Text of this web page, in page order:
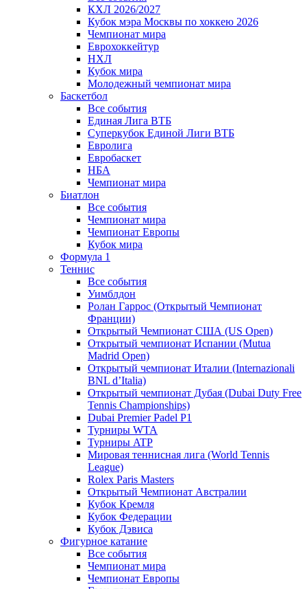
КХЛ 2026/2027
Кубок мэра Москвы по хоккею 2026
Чемпионат мира
Еврохоккейтур
НХЛ
Кубок мира
Молодежный чемпионат мира
Баскетбол
Все события
Единая Лига ВТБ
Суперкубок Единой Лиги ВТБ
Евролига
Евробаскет
НБА
Чемпионат мира
Биатлон
Все события
Чемпионат мира
Чемпионат Европы
Кубок мира
Формула 1
Теннис
Все события
Уимблдон
Ролан Гаррос (Открытый Чемпионат
Франции)
Открытый Чемпионат США (US Open)
Открытый чемпионат Испании (Mutua
Madrid Open)
Открытый чемпионат Италии (Internazionali
BNL d’Italia)
Открытый чемпионат Дубая (Dubai Duty Free
Tennis Championships)
Dubai Premier Padel P1
Турниры WTA
Турниры ATP
Мировая теннисная лига (World Tennis
League)
Rolex Paris Masters
Открытый Чемпионат Австралии
Кубок Кремля
Кубок Федерации
Кубок Дэвиса
Фигурное катание
Все события
Чемпионат мира
Чемпионат Европы